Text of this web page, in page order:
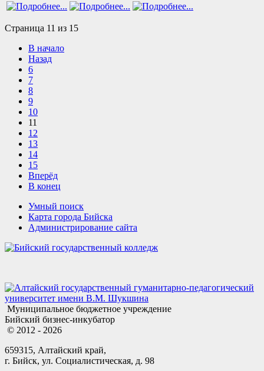
Страница 11 из 15
В начало
Назад
6
7
8
9
10
11
12
13
14
15
Вперёд
В конец
Умный поиск
Карта города Бийска
Администрирование сайта
Муниципальное бюджетное учреждение
Бийский бизнес-инкубатор
© 2012 - 2026
659315, Алтайский край,
г. Бийск, ул. Социалистическая, д. 98